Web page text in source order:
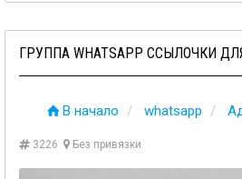
ГРУППА WHATSAPP ССЫЛОЧКИ
В начало whatsapp
3226 Без привязки